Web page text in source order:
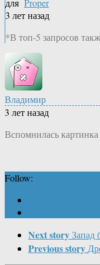
для Proper
3 лет назад
*В топ-5 запросов
Владимир
3 лет назад
Вспомнилась
Follow:
Next storyЗапад
Previous story